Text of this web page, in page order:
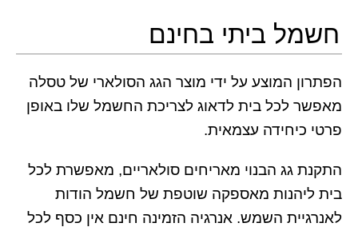
חשמל ביתי בחינם
הפתרון המוצע על ידי מוצר הגג הסולארי של טסלה
מאפשר לכל בית לדאוג לצריכת החשמל שלו באופן
פרטי כיחידה עצמאית.
התקנת גג הבנוי מאריחים סולאריים, מאפשרת לכל
בית ליהנות מאספקה שוטפת של חשמל הודות
לאנרגיית השמש. אנרגיה הזמינה חינם אין כסף לכל